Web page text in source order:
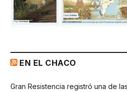
EN EL CHACO
Gran Resistencia registró una de